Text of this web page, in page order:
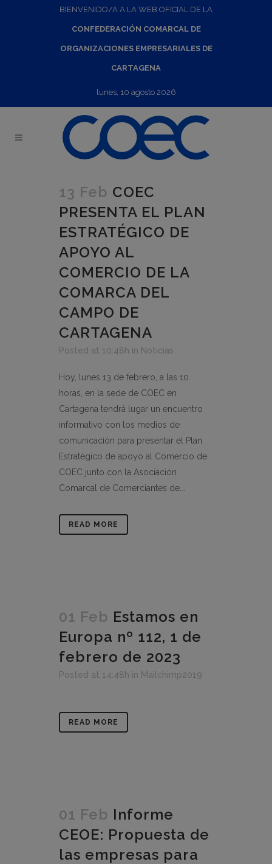
BIENVENIDO/A A LA WEB OFICIAL DE LA
CONFEDERACIÓN COMARCAL DE
ORGANIZACIONES EMPRESARIALES DE
CARTAGENA
lunes, 10 agosto 2026
13 Feb COEC
PRESENTA EL PLAN
ESTRATÉGICO DE
APOYO AL
COMERCIO DE LA
COMARCA DEL
CAMPO DE
CARTAGENA
Posted at 10:48h in Noticias
Hoy, lunes 13 de febrero, a las 10
horas, en la sede de COEC en
Cartagena tendrá lugar un encuentro
informativo con los medios de
comunicación para presentar el Plan
Estratégico de apoyo al Comercio de
COEC junto con la Asociación
Comarcal de Comerciantes de...
READ MORE
01 Feb Estamos en
Europa nº 112, 1 de
febrero de 2023
Posted at 14:48h in Mailchimp2019
READ MORE
01 Feb Informe
CEOE: Propuesta de
las empresas para